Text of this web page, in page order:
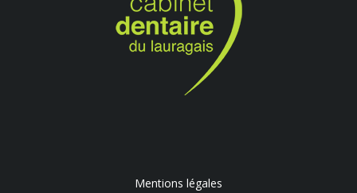
Mentions légales